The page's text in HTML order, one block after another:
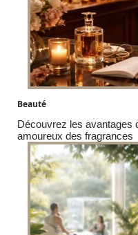
Beauté
Découvrez les avantages
amoureux des fragrances